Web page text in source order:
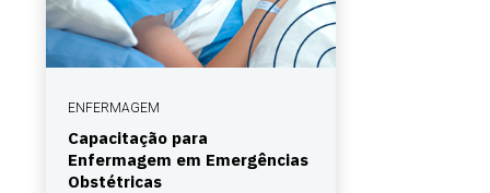
ENFERMAGEM
Capacitação para
Enfermagem em Emergências
Obstétricas